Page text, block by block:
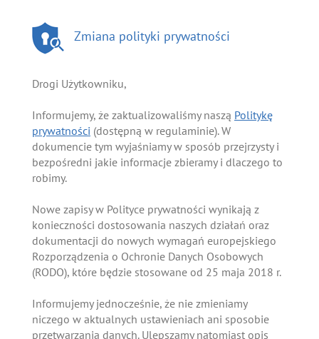
Zmiana polityki prywatności
Drogi Użytkowniku,
Informujemy, że zaktualizowaliśmy naszą Politykę
prywatności (dostępną w regulaminie). W
dokumencie tym wyjaśniamy w sposób przejrzysty i
bezpośredni jakie informacje zbieramy i dlaczego to
robimy.
Nowe zapisy w Polityce prywatności wynikają z
konieczności dostosowania naszych działań oraz
dokumentacji do nowych wymagań europejskiego
Rozporządzenia o Ochronie Danych Osobowych
(RODO), które będzie stosowane od 25 maja 2018 r.
Informujemy jednocześnie, że nie zmieniamy
niczego w aktualnych ustawieniach ani sposobie
przetwarzania danych. Ulepszamy natomiast opis